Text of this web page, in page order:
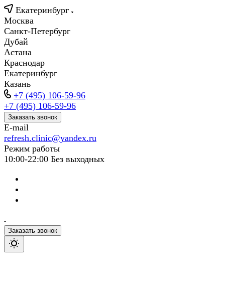
Екатеринбург
Москва
Санкт-Петербург
Дубай
Астана
Краснодар
Екатеринбург
Казань
+7 (495) 106-59-96
+7 (495) 106-59-96
Заказать звонок
E-mail
refresh.clinic@yandex.ru
Режим работы
10:00-22:00 Без выходных
Заказать звонок